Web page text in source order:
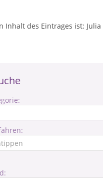
Inhalt des Eintrages ist: Julia